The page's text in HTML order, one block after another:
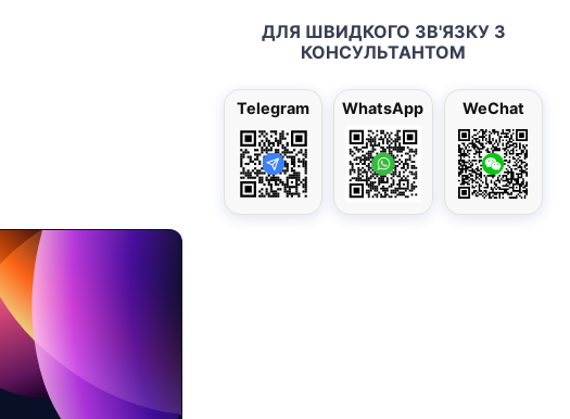
ДЛЯ ШВИДКОГО ЗВ'ЯЗКУ З
КОНСУЛЬТАНТОМ
Telegram WhatsApp WeChat